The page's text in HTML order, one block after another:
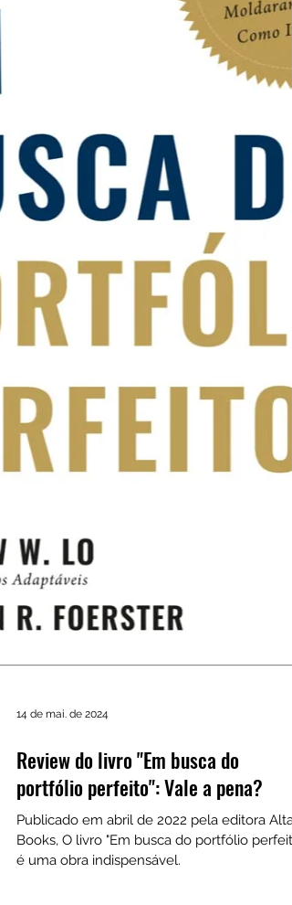
14 de mai. de 2024
Review do livro "Em busca do
portfólio perfeito": Vale a pena?